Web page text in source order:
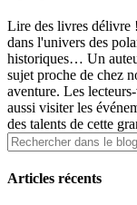
Lire des livres délivre
dans l'univers des
historiques… Un
sujet proche de chez
aventure. Les
aussi visiter les
des talents de cette
Articles récents